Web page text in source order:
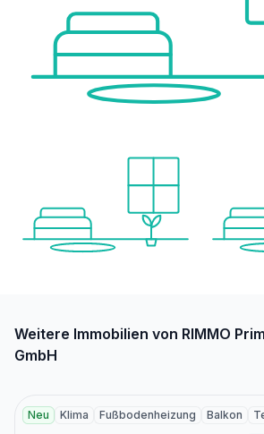
Weitere Immobilien von RIMMO
GmbH
Neu Klima Fußbodenheizung Balkon